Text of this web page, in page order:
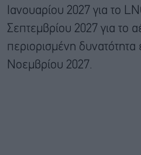
Ιανουαρίου 2027 για το
Σεπτεμβρίου 2027 για
περιορισμένη
Νοεμβρίου 2027.